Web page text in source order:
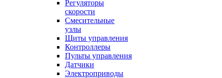
Регуляторы
скорости
Смесительные
узлы
Щиты управления
Контроллеры
Пульты управления
Датчики
Электроприводы